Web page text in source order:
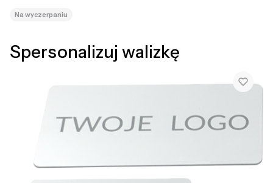
Na wyczerpaniu
Spersonalizuj walizkę